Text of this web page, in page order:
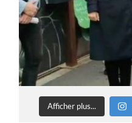
Afficher plus...